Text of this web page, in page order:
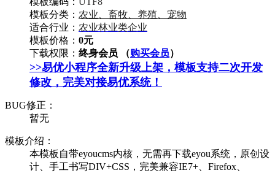
模板分类： 农业、畜牧、养殖、宠物
适合行业： 农业林业类企业
模板价格： 0元
下载权限： 终身会员 （购买会员）
>>易优小程序全新升级上架，模板支持二次开发
修改，完美对接易优系统！
BUG修正：
暂无
模板介绍：
本模板自带eyoucms内核，无需再下载eyou系统，原创设
计、手工书写DIV+CSS，完美兼容IE7+、Firefox、